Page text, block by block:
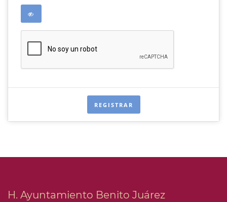
REGISTRAR
H. Ayuntamiento Benito Juárez